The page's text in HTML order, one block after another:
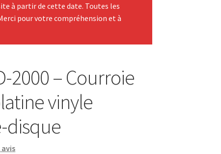
à partir de cette date. Toutes les
pour votre compréhension et à
2000 – Courroie
vinyle
disque
avis